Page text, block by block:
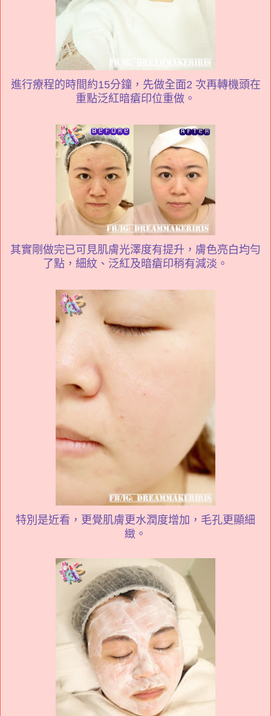
進行療程的時間約15分鐘，先做全面2 次再轉機頭在
重點泛紅暗瘡印位重做。
其實剛做完已可見肌膚光澤度有提升，膚色亮白均勻
了點，細紋、泛紅及暗瘡印稍有減淡。
特別是近看，更覺肌膚更水潤度增加，毛孔更顯細
緻。